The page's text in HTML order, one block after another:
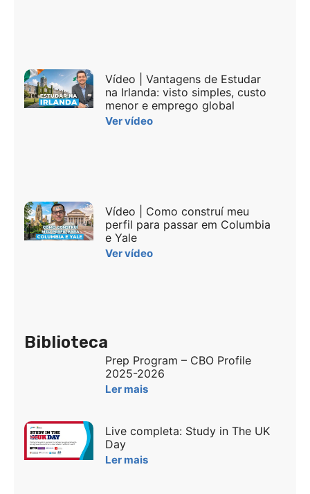
Vídeo | Vantagens de Estudar
na Irlanda: visto simples, custo
menor e emprego global
Ver vídeo
Vídeo | Como construí meu
perfil para passar em Columbia
e Yale
Ver vídeo
Biblioteca
Prep Program – CBO Profile
2025-2026
Ler mais
Live completa: Study in The UK
Day
Ler mais